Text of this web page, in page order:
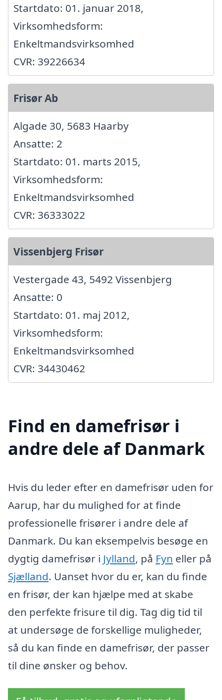
Startdato: 01. januar 2018,
Virksomhedsform:
Enkeltmandsvirksomhed
CVR: 39226634
Frisør Ab
Algade 30, 5683 Haarby
Ansatte: 2
Startdato: 01. marts 2015,
Virksomhedsform:
Enkeltmandsvirksomhed
CVR: 36333022
Vissenbjerg Frisør
Vestergade 43, 5492 Vissenbjerg
Ansatte: 0
Startdato: 01. maj 2012,
Virksomhedsform:
Enkeltmandsvirksomhed
CVR: 34430462
Find en damefrisør i
andre dele af Danmark
Hvis du leder efter en damefrisør uden for
Aarup, har du mulighed for at finde
professionelle frisører i andre dele af
Danmark. Du kan eksempelvis besøge en
dygtig damefrisør i Jylland, på Fyn eller på
Sjælland. Uanset hvor du er, kan du finde
en frisør, der kan hjælpe med at skabe
den perfekte frisure til dig. Tag dig tid til
at undersøge de forskellige muligheder,
så du kan finde en damefrisør, der passer
til dine ønsker og behov.